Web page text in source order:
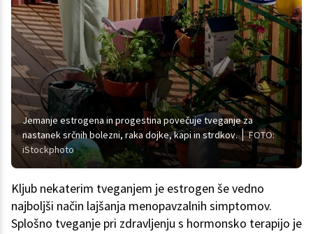
Jemanje estrogena in progestina povečuje tveganje za
nastanek srčnih bolezni, raka dojke, kapi in strdkov.
FOTO:
iStockphoto
Kljub nekaterim tveganjem je estrogen še vedno
najboljši način lajšanja menopavzalnih simptomov.
Splošno tveganje pri zdravljenju s hormonsko terapijo je